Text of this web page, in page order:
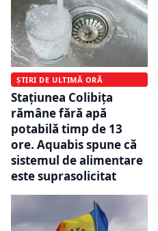
ȘTIRI DE ULTIMĂ ORĂ
Stațiunea Colibița
rămâne fără apă
potabilă timp de 13
ore. Aquabis spune că
sistemul de alimentare
este suprasolicitat